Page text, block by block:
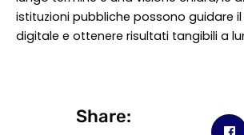
istituzioni pubbliche possono guidare
digitale e ottenere risultati tangibili a
Share: